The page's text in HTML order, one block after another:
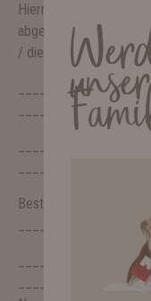
Hiermit widerrufe(n)
abgeschlossenen
/ die Erbringung der
Bestellt am (*)
__________________